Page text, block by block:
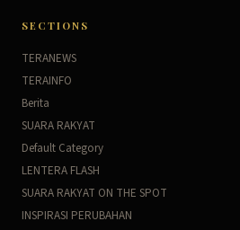
SECTIONS
TERANEWS
TERAINFO
Berita
SUARA RAKYAT
Default Category
LENTERA FLASH
SUARA RAKYAT ON THE SPOT
INSPIRASI PERUBAHAN